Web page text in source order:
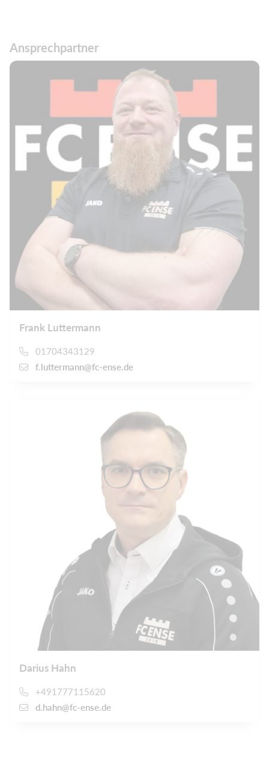
Ansprechpartner
Frank Luttermann
01704343129
f.luttermann@fc-ense.de
Darius Hahn
+491777115620
d.hahn@fc-ense.de